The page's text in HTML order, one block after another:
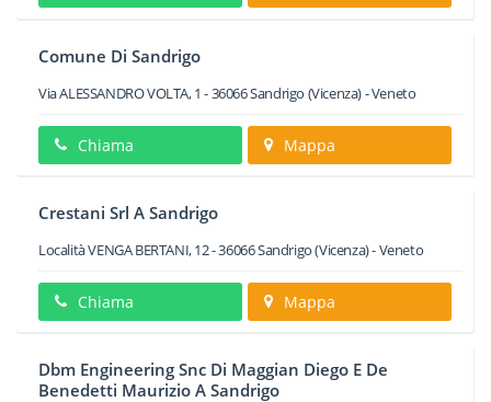
Comune Di Sandrigo
Via ALESSANDRO VOLTA, 1 -36066Sandrigo (Vicenza) -Veneto
Chiama Mappa
Crestani Srl A Sandrigo
Località VENGA BERTANI, 12-36066Sandrigo(Vicenza) -Veneto
Chiama Mappa
Dbm Engineering Snc Di Maggian Diego E De
Benedetti Maurizio A Sandrigo